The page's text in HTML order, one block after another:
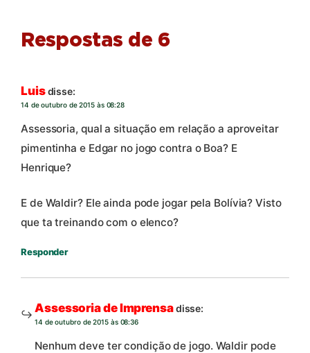
Respostas de 6
Luisdisse:
14 de outubro de 2015 às 08:28
Assessoria, qual a situação em relação a aproveitar
pimentinha e Edgar no jogo contra o Boa? E
Henrique?
E de Waldir? Ele ainda pode jogar pela Bolívia? Visto
que ta treinando com o elenco?
Responder
Assessoria de Imprensadisse:
14 de outubro de 2015 às 08:36
Nenhum deve ter condição de jogo. Waldir pode